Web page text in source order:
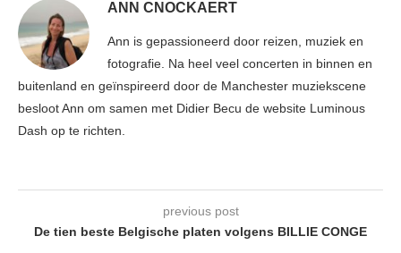
ANN CNOCKAERT
Ann is gepassioneerd door reizen, muziek en
fotografie. Na heel veel concerten in binnen en
buitenland en geïnspireerd door de Manchester muziekscene
besloot Ann om samen met Didier Becu de website Luminous
Dash op te richten.
previous post
De tien beste Belgische platen volgens BILLIE CONGE